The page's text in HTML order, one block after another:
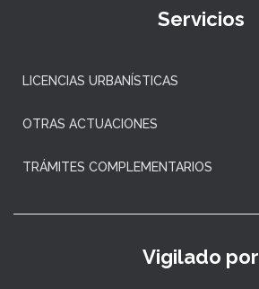
Servicios
LICENCIAS URBANÍSTICAS
OTRAS ACTUACIONES
TRÁMITES COMPLEMENTARIOS
Vigilado por